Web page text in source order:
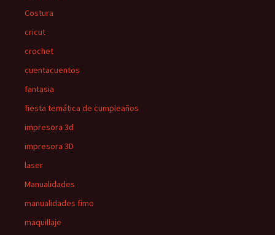
Costura
cricut
crochet
cuentacuentos
fantasia
fiesta temática de cumpleaños
impresora 3d
impresora 3D
laser
Manualidades
manualidades fimo
maquillaje